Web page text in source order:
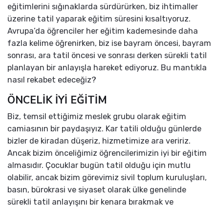
eğitimlerini sığınaklarda sürdürürken, biz ihtimaller
üzerine tatil yaparak eğitim süresini kısaltıyoruz.
Avrupa’da öğrenciler her eğitim kademesinde daha
fazla kelime öğrenirken, biz ise bayram öncesi, bayram
sonrası, ara tatil öncesi ve sonrası derken sürekli tatil
planlayan bir anlayışla hareket ediyoruz. Bu mantıkla
nasıl rekabet edeceğiz?
ÖNCELİK İYİ EĞİTİM
Biz, temsil ettiğimiz meslek grubu olarak eğitim
camiasının bir paydaşıyız. Kar tatili olduğu günlerde
bizler de kiradan düşeriz, hizmetimize ara veririz.
Ancak bizim önceliğimiz öğrencilerimizin iyi bir eğitim
almasıdır. Çocuklar bugün tatil olduğu için mutlu
olabilir, ancak bizim görevimiz sivil toplum kuruluşları,
basın, bürokrasi ve siyaset olarak ülke genelinde
sürekli tatil anlayışını bir kenara bırakmak ve